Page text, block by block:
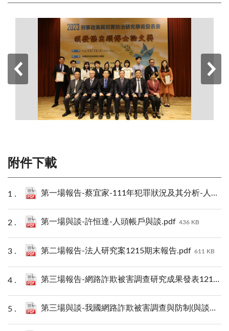
附件下載
第一場報告-蔡宜家-111年犯罪狀況及其分析-人頭帳戶提供者之特性與防制.pdf
第一場與談-許恒達-人頭帳戶與談.pdf 436 KB
第二場報告-法人研究案1215期末報告.pdf 611 KB
第三場報告-網路詐欺被害調查研究成果發表1215.pdf
第三場與談-我國網路詐欺被害調查與防制(與談報告) - 許華孚.pdf